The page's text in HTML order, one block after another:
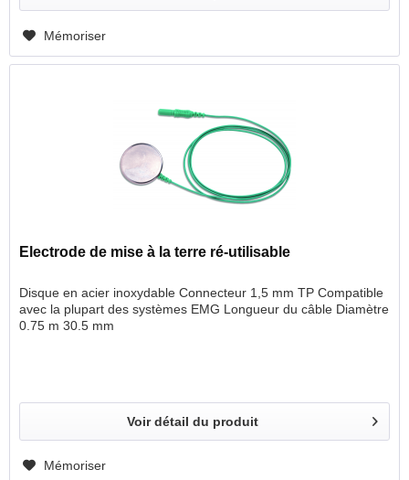
Mémoriser
Electrode de mise à la terre ré-utilisable
Disque en acier inoxydable Connecteur 1,5 mm TP Compatible
avec la plupart des systèmes EMG Longueur du câble Diamètre
0.75 m 30.5 mm
Voir détail du produit
Mémoriser